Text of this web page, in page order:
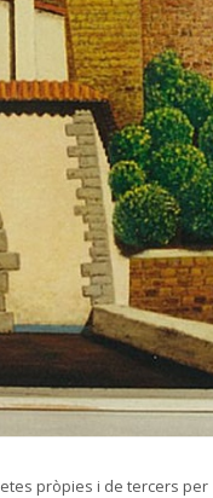
pròpies i de tercers per